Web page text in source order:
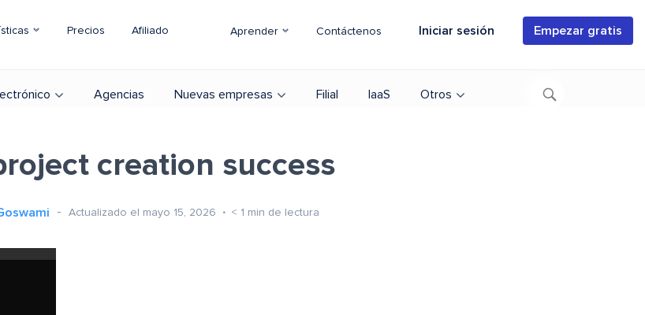
Precios Afiliado Aprender Contáctenos Iniciar sesión Empezar gratis
Agencias Nuevas empresas Filial IaaS Otros
creation success
Actualizado el mayo 15, 2026 < 1 min de lectura